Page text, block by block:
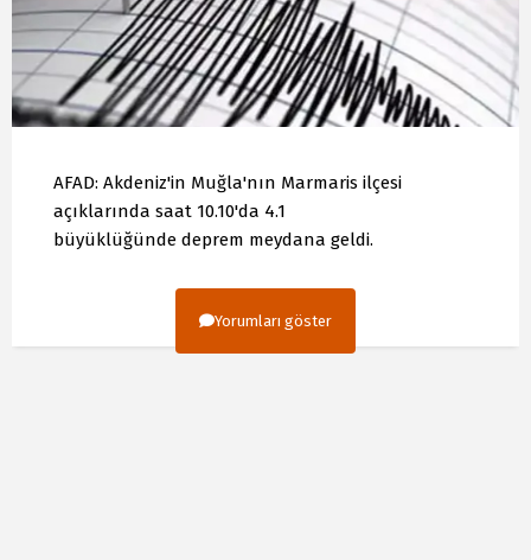
AFAD: Akdeniz'in Muğla'nın Marmaris ilçesi
açıklarında saat 10.10'da 4.1
büyüklüğünde deprem meydana geldi.
Yorumları göster